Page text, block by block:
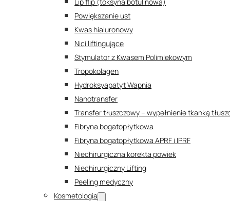
Powiększanie ust
Kwas hialuronowy
Nici liftingujące
Stymulator z Kwasem Polimlekowym
Tropokolagen
Hydroksyapatyt Wapnia
Nanotransfer
Transfer tłuszczowy – wypełnienie tkanką
Fibryna bogatopłytkowa
Fibryna bogatopłytkowa APRF i IPRF
Niechirurgiczna korekta powiek
Niechirurgiczny Lifting
Peeling medyczny
Kosmetologia